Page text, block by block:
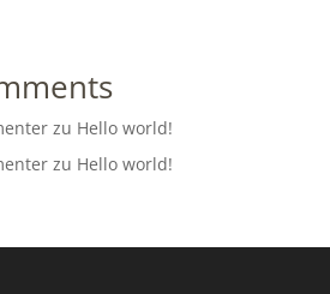
zu Hello world!
zu Hello world!